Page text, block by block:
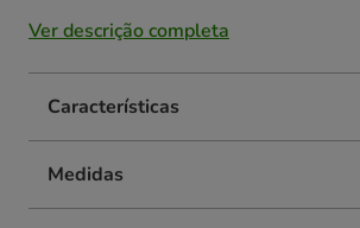
Ver descrição completa
Características
Medidas